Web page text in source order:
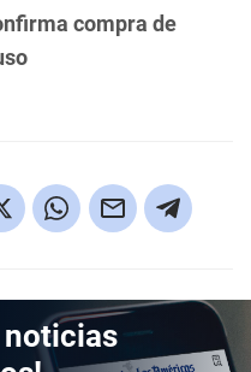
compra de
noticias